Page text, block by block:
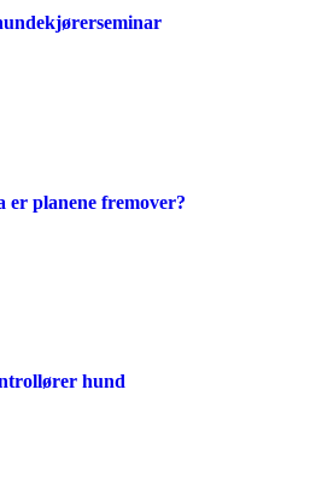
planene fremover?
hund